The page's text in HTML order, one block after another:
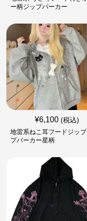
ー柄ジップパーカー
¥6,100 (税込)
地雷系ねこ耳フードジップ
プパーカー星柄